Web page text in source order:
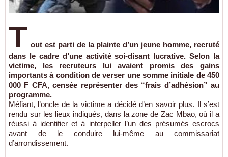
T out est parti de la plainte d’un jeune homme, recruté
dans le cadre d’une activité soi-disant lucrative. Selon la
victime, les recruteurs lui avaient promis des gains
importants à condition de verser une somme initiale de 450
000 F CFA, censée représenter des “frais d’adhésion” au
programme.
Méfiant, l’oncle de la victime a décidé d’en savoir plus. Il s’est
rendu sur les lieux indiqués, dans la zone de Zac Mbao, où il a
réussi à identifier et à interpeller l’un des présumés escrocs
avant de le conduire lui-même au commissariat
d’arrondissement.